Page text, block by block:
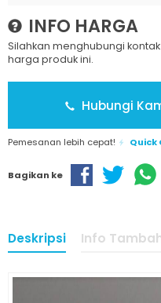
INFO HARGA
Silahkan menghubungi
harga produk ini.
Hubungi
Pemesanan lebih cepat! Quick
Bagikan ke
Deskripsi Info